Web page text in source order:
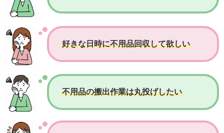
好きな日時に不用品回収して欲しい
不用品の搬出作業は丸投げしたい